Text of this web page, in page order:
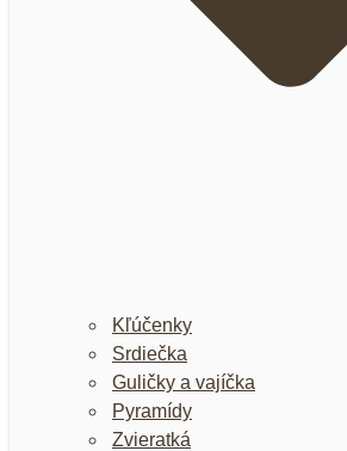
Kľúčenky
Srdiečka
Guličky a vajíčka
Pyramídy
Zvieratká